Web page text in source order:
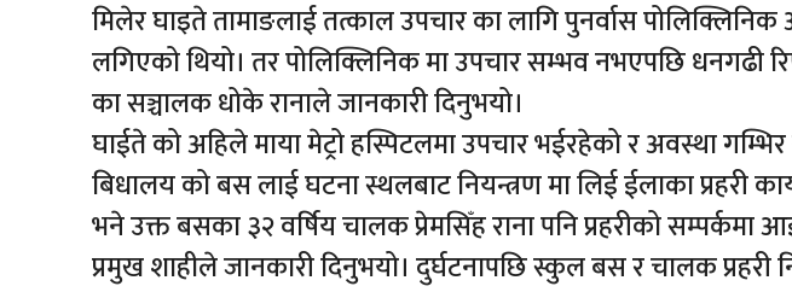
मिलेर घाइते तामाङलाई तत्काल उपचार का लागि पुनर्वास
लगिएको थियो। तर पोलिक्लिनिक मा उपचार सम्भव नभएपछि धनगढी
का सञ्चालक धोके रानाले जानकारी दिनुभयो।
घाईते को अहिले माया मेट्रो हस्पिटलमा उपचार भईरहेको र अवस्था गम्भिर
बिधालय को बस लाई घटना स्थलबाट नियन्त्रण मा लिई ईलाका प्रहरी
भने उक्त बसका ३२ वर्षिय चालक प्रेमसिँह राना पनि प्रहरीको सम्पर्कमा
प्रमुख शाहीले जानकारी दिनुभयो। दुर्घटनापछि स्कुल बस र चालक प्रहरी